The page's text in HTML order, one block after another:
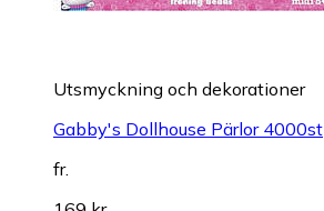
Utsmyckning och dekorationer
Gabby's Dollhouse Pärlor 4000st
fr.